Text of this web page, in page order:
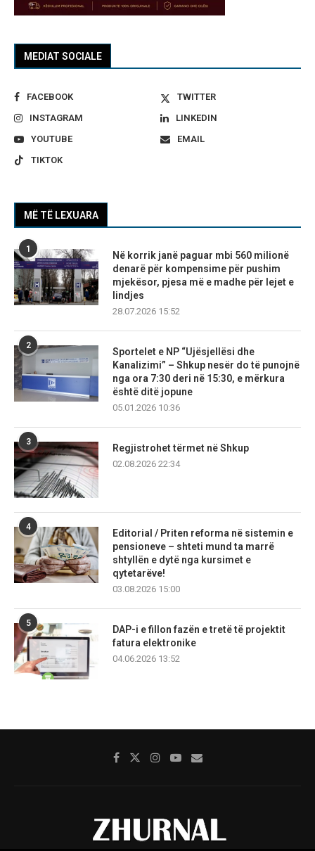
MEDIAT SOCIALE
FACEBOOK
TWITTER
INSTAGRAM
LINKEDIN
YOUTUBE
EMAIL
TIKTOK
MË TË LEXUARA
1
Në korrik janë paguar mbi 560 milionë
denarë për kompensime për pushim
mjekësor, pjesa më e madhe për lejet e
lindjes
28.07.2026 15:52
2
Sportelet e NP “Ujësjellësi dhe
Kanalizimi” – Shkup nesër do të punojnë
nga ora 7:30 deri në 15:30, e mërkura
është ditë jopune
05.01.2026 10:36
3
Regjistrohet tërmet në Shkup
02.08.2026 22:34
4
Editorial / Priten reforma në sistemin e
pensioneve – shteti mund ta marrë
shtyllën e dytë nga kursimet e
qytetarëve!
03.08.2026 15:00
5
DAP-i e fillon fazën e tretë të projektit
fatura elektronike
04.06.2026 13:52